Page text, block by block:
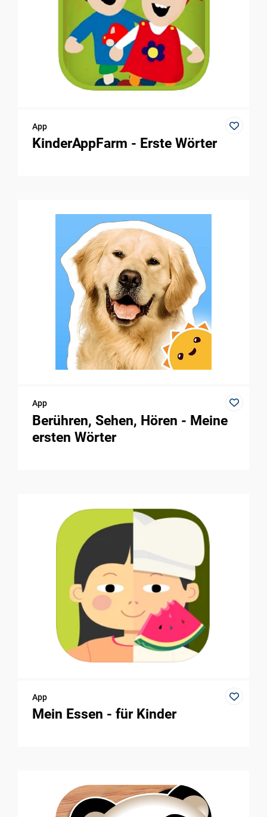
App
KinderAppFarm - Erste Wörter
App
Berühren, Sehen, Hören - Meine
ersten Wörter
App
Mein Essen - für Kinder